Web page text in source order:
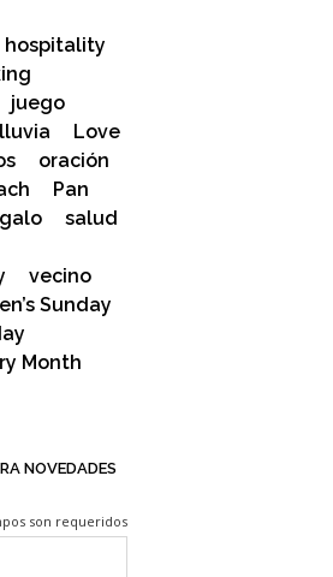
hospitality
juego
lluvia
Love
oración
Pan
salud
vecino
Sunday
Month
NOVEDADES
son requeridos